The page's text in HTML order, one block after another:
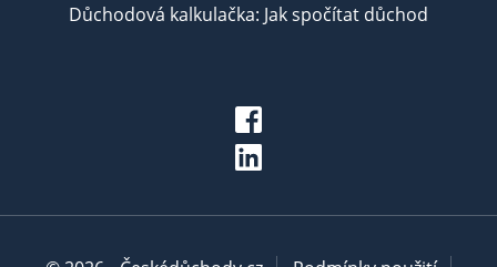
Důchodová kalkulačka: Jak spočítat důchod